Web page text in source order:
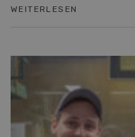
WEITERLESEN